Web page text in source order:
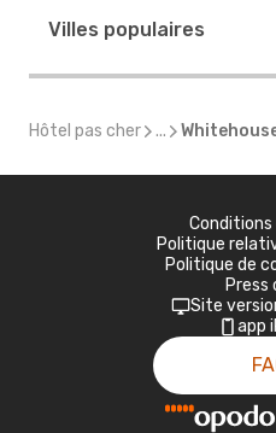
Villes populaires
Hôtel pas cher ...
Conditions
Politique
Politique de
Press
Site
app